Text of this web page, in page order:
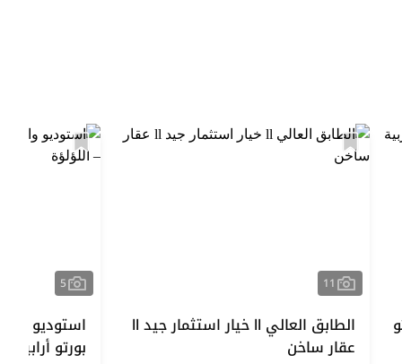
11
الطابق العالي ll خيار استثمار جيد ll
عقار ساخن
5
استوديو
بورتو أرابيا –